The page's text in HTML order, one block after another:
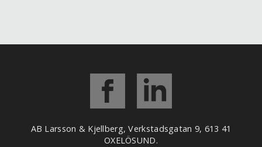
AB Larsson & Kjellberg, Verkstadsgatan 9, 613 41
OXELÖSUND.